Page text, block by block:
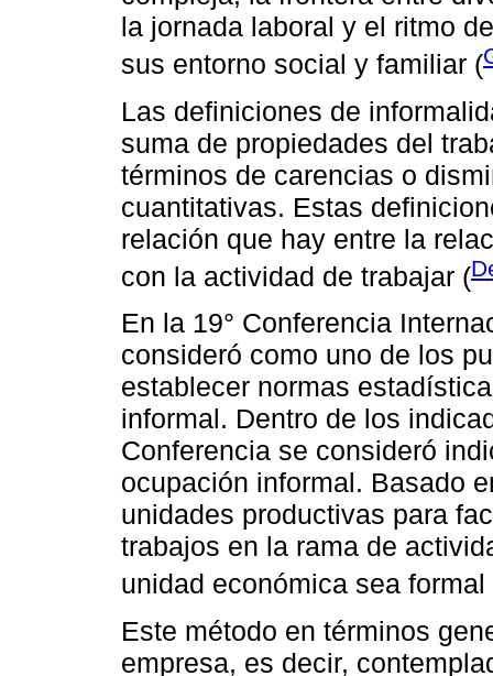
la jornada laboral y el ritmo
sus entorno social y familiar (
Las definiciones de
suma de propiedades del
términos de carencias o
cuantitativas. Estas
relación que hay entre la
con la actividad de trabajar (
En la 19° Conferencia
consideró como uno de los
establecer normas
informal. Dentro de los
Conferencia se consideró
ocupación informal. Basado
unidades productivas para
trabajos en la rama de
unidad económica sea
Este método en términos
empresa, es decir,